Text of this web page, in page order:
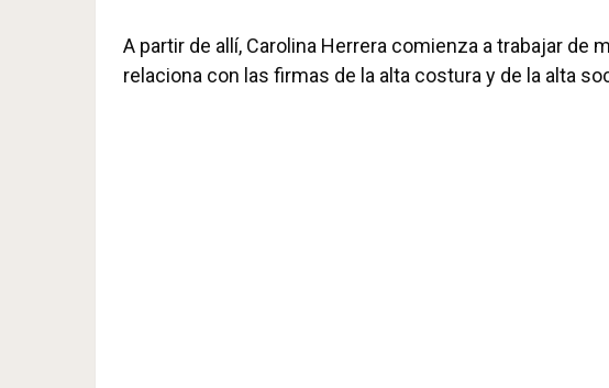
A partir de allí, Carolina Herrera comienza a trabajar de
relaciona con las firmas de la alta costura y de la alta